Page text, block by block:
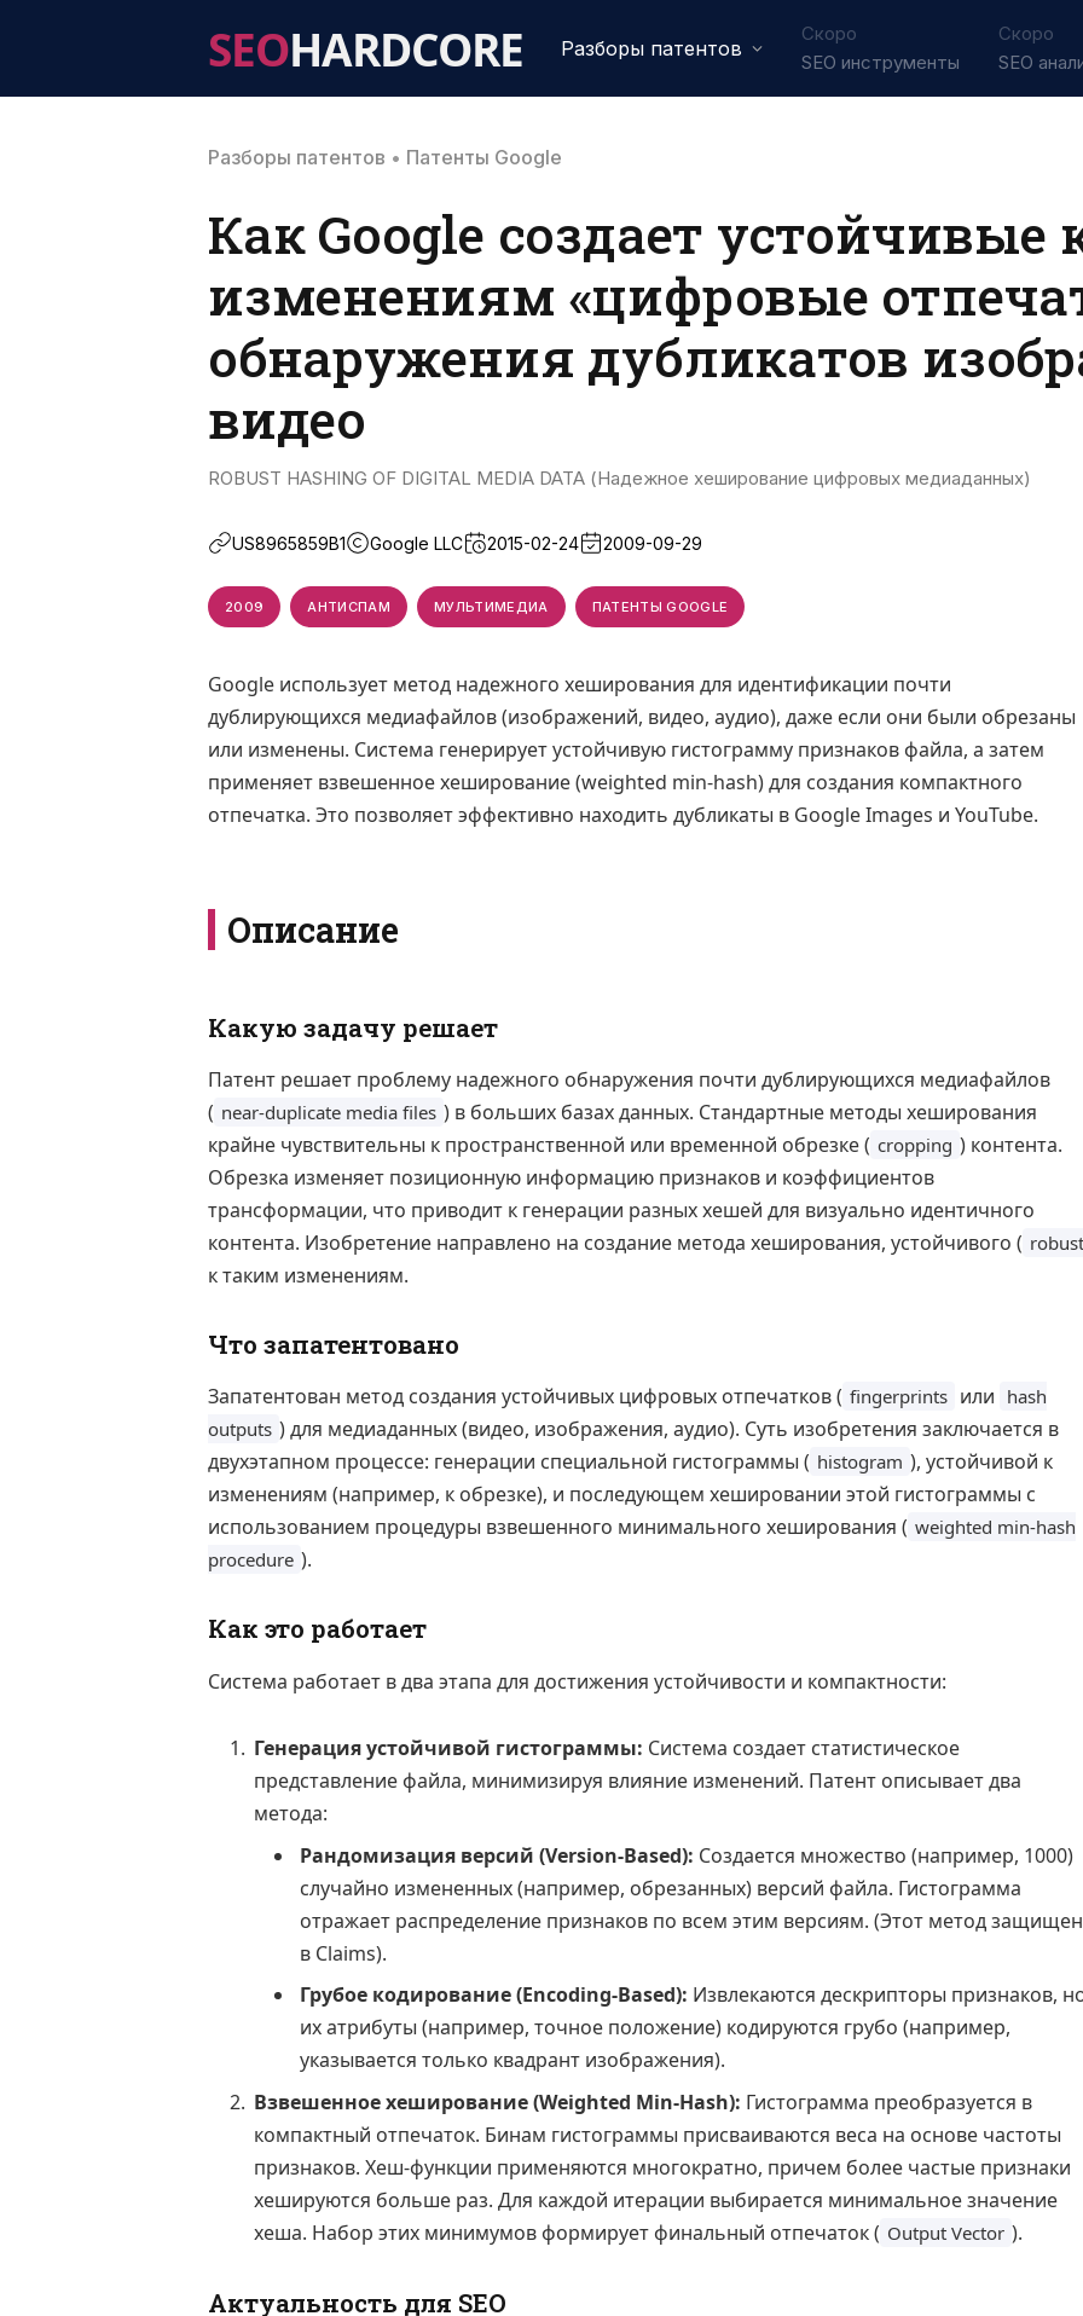
SEOHARDCORE Разборы патентов
Скоро
SEO инструменты
Скоро
SEO
Разборы патентов • Патенты Google
Как Google создает устойчивые
изменениям «цифровые
обнаружения дубликатов
видео
ROBUST HASHING OF DIGITAL MEDIA DATA (Надежное хеширование цифровых медиаданных)
US8965859B1 Google LLC 2015-02-24 2009-09-29
2009 АНТИСПАМ МУЛЬТИМЕДИА ПАТЕНТЫ GOOGLE
Google использует метод надежного хеширования для идентификации почти
дублирующихся медиафайлов (изображений, видео, аудио), даже если они были обрезаны
или изменены. Система генерирует устойчивую гистограмму признаков файла, а затем
применяет взвешенное хеширование (weighted min-hash) для создания компактного
отпечатка. Это позволяет эффективно находить дубликаты в Google Images и YouTube.
Описание
Какую задачу решает
Патент решает проблему надежного обнаружения почти дублирующихся медиафайлов
( near-duplicate media files ) в больших базах данных. Стандартные методы хеширования
крайне чувствительны к пространственной или временной обрезке ( cropping ) контента.
Обрезка изменяет позиционную информацию признаков и коэффициентов
трансформации, что приводит к генерации разных хешей для визуально идентичного
контента. Изобретение направлено на создание метода хеширования, устойчивого ( robust
к таким изменениям.
Что запатентовано
Запатентован метод создания устойчивых цифровых отпечатков ( fingerprints или hash
outputs ) для медиаданных (видео, изображения, аудио). Суть изобретения заключается в
двухэтапном процессе: генерации специальной гистограммы ( histogram ), устойчивой к
изменениям (например, к обрезке), и последующем хешировании этой гистограммы с
использованием процедуры взвешенного минимального хеширования ( weighted min-hash
procedure ).
Как это работает
Система работает в два этапа для достижения устойчивости и компактности:
Генерация устойчивой гистограммы: Система создает статистическое
представление файла, минимизируя влияние изменений. Патент описывает два
метода:
Рандомизация версий (Version-Based): Создается множество (например, 1000)
случайно измененных (например, обрезанных) версий файла. Гистограмма
отражает распределение признаков по всем этим версиям. (Этот метод защищен
в Claims).
Грубое кодирование (Encoding-Based): Извлекаются дескрипторы признаков,
их атрибуты (например, точное положение) кодируются грубо (например,
указывается только квадрант изображения).
Взвешенное хеширование (Weighted Min-Hash): Гистограмма преобразуется в
компактный отпечаток. Бинам гистограммы присваиваются веса на основе частоты
признаков. Хеш-функции применяются многократно, причем более частые признаки
хешируются больше раз. Для каждой итерации выбирается минимальное значение
хеша. Набор этих минимумов формирует финальный отпечаток ( Output Vector ).
Актуальность для SEO